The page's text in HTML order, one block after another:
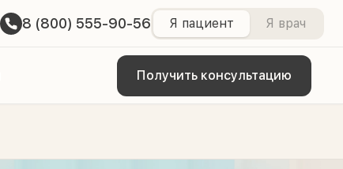
8 (800) 555-90-56 Я пациент Я врач
Получить консультацию